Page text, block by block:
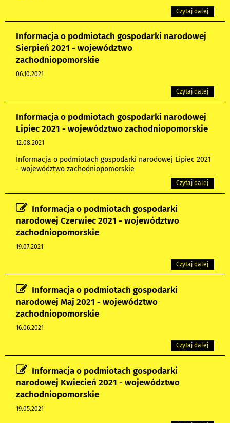
Czytaj dalej
Informacja o podmiotach gospodarki narodowej
Sierpień 2021 - województwo
zachodniopomorskie
06.10.2021
Czytaj dalej
Informacja o podmiotach gospodarki narodowej
Lipiec 2021 - województwo zachodniopomorskie
12.08.2021
Informacja o podmiotach gospodarki narodowej Lipiec 2021
- województwo zachodniopomorskie
Czytaj dalej
Informacja o podmiotach gospodarki
narodowej Czerwiec 2021 - województwo
zachodniopomorskie
19.07.2021
Czytaj dalej
Informacja o podmiotach gospodarki
narodowej Maj 2021 - województwo
zachodniopomorskie
16.06.2021
Czytaj dalej
Informacja o podmiotach gospodarki
narodowej Kwiecień 2021 - województwo
zachodniopomorskie
19.05.2021